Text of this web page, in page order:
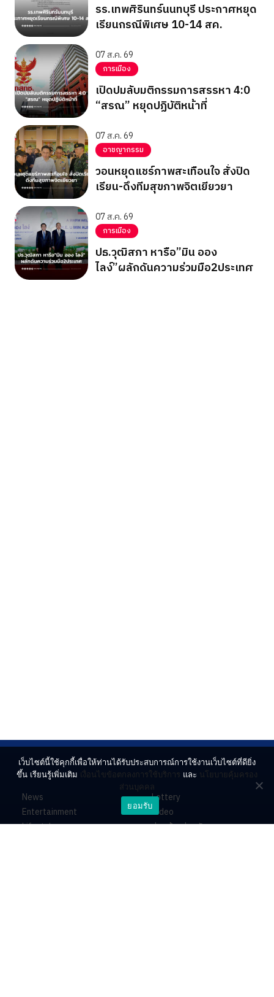
รร.เทพศิรินทร์นนทบุรี ประกาศหยุด
เรียนกรณีพิเศษ 10-14 สค.
07 ส.ค. 69
การเมือง
เปิดปมลับมติกรรมการสรรหา 4:0
“สรณ” หยุดปฏิบัติหน้าที่
07 ส.ค. 69
อาชญากรรม
วอนหยุดแชร์ภาพสะเทือนใจ สั่งปิด
เรียน-ดึงทีมสุขภาพจิตเยียวยา
07 ส.ค. 69
การเมือง
ปธ.วุฒิสภา หารือ”มิน ออง
ไลง์”ผลักดันความร่วมมือ2ประเทศ
News
Entertainment
Lifestyle
Lottery
Video
ร่วมด้วยช่วยกัน
เว็บไซต์นี้ใช้คุกกี้เพื่อให้ท่านได้รับประสบการณ์การใช้งานเว็บไซต์ที่ดียิ่ง
ขึ้น เรียนรู้เพิ่มเติม เงื่อนไขข้อตกลงการใช้บริการ และ นโยบายคุ้มครอง
ส่วนบุคคล
ยอมรับ